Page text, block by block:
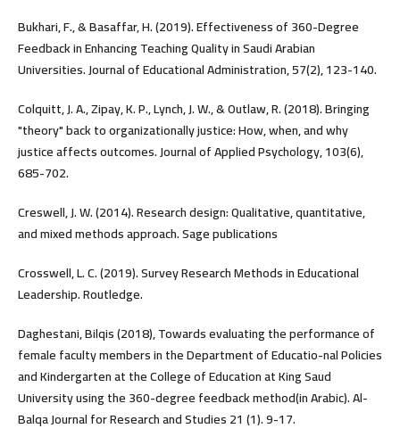
Bukhari, F., & Basaffar, H. (2019). Effectiveness of 360-Degree
Feedback in Enhancing Teaching Quality in Saudi Arabian
Universities. Journal of Educational Administration, 57(2), 123-140.
Colquitt, J. A., Zipay, K. P., Lynch, J. W., & Outlaw, R. (2018). Bringing
"theory" back to organizationally justice: How, when, and why
justice affects outcomes. Journal of Applied Psychology, 103(6),
685-702.
Creswell, J. W. (2014). Research design: Qualitative, quantitative,
and mixed methods approach. Sage publications
Crosswell, L. C. (2019). Survey Research Methods in Educational
Leadership. Routledge.
Daghestani, Bilqis (2018), Towards evaluating the performance of
female faculty members in the Department of Educatio-nal Policies
and Kindergarten at the College of Education at King Saud
University using the 360-degree feedback method(in Arabic). Al-
Balqa Journal for Research and Studies 21 (1). 9-17.